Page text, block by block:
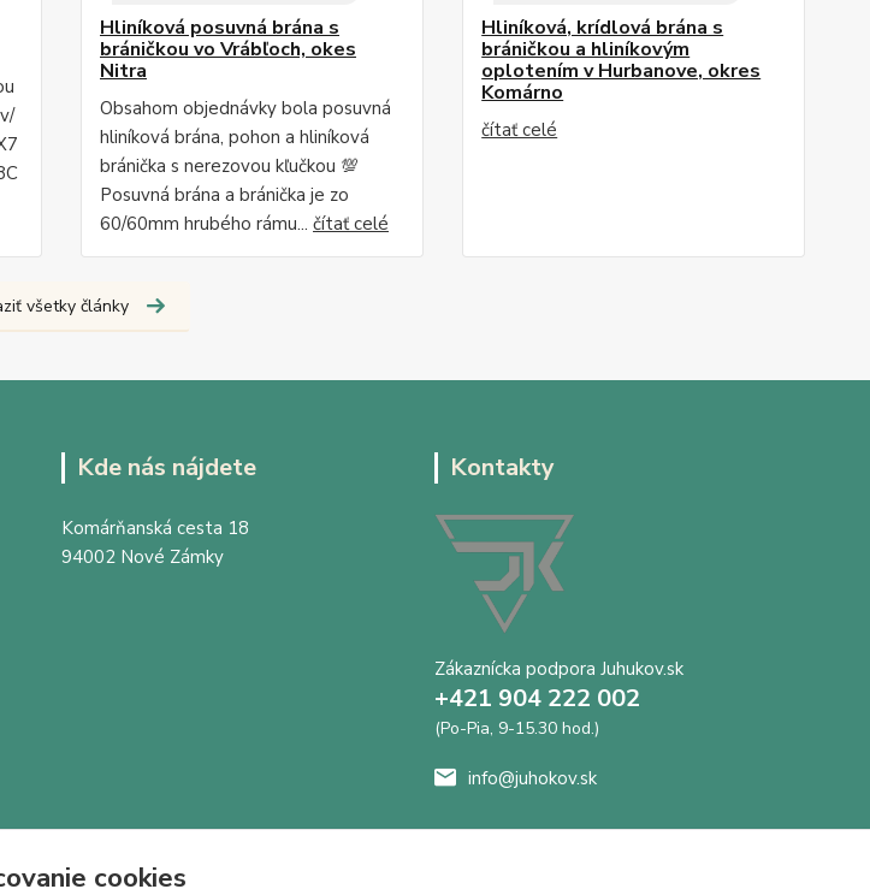
Hliníková posuvná brána s
bráničkou vo Vrábľoch, okes
Nitra
Obsahom objednávky bola posuvná
hliníková brána, pohon a hliníková
bránička s nerezovou kľučkou 💯
Posuvná brána a bránička je zo
60/60mm hrubého rámu... čítať celé
Hliníková, krídlová brána s
bráničkou a hliníkovým
oplotením v Hurbanove, okres
Komárno
čítať celé
všetky články
Kde nás nájdete
Komárňanská cesta 18
94002 Nové Zámky
Kontakty
Zákaznícka podpora Juhukov.sk
+421 904 222 002
(Po-Pia, 9-15.30 hod.)
info@juhokov.sk
cookies